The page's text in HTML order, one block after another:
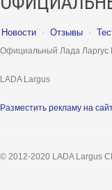
Новости · Отзывы ·
Официальный Лада Ларгус
LADA Largus
Разместить рекламу на
© 2012-2020 LADA Largus